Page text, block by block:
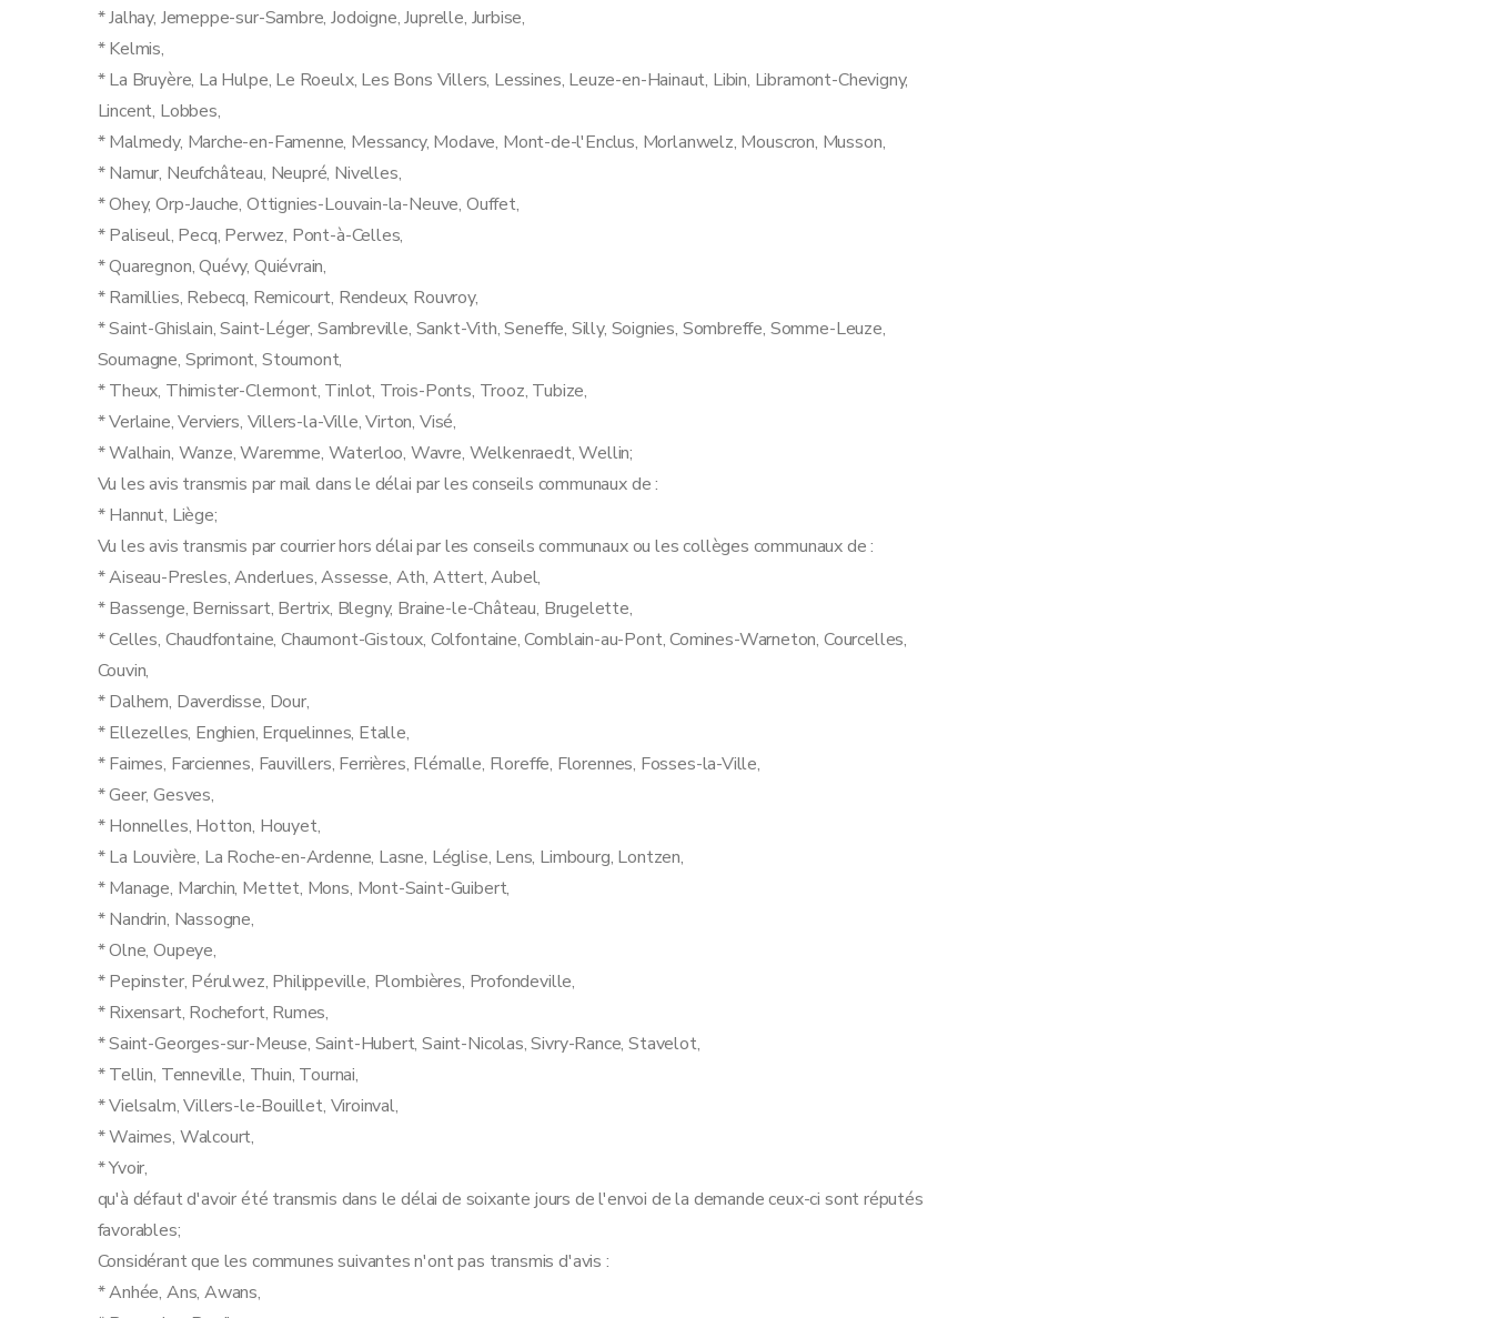
* Jalhay, Jemeppe-sur-Sambre, Jodoigne, Juprelle, Jurbise,
* Kelmis,
* La Bruyère, La Hulpe, Le Roeulx, Les Bons Villers, Lessines, Leuze-en-Hainaut, Libin, Libramont-Chevigny,
Lincent, Lobbes,
* Malmedy, Marche-en-Famenne, Messancy, Modave, Mont-de-l'Enclus, Morlanwelz, Mouscron, Musson,
* Namur, Neufchâteau, Neupré, Nivelles,
* Ohey, Orp-Jauche, Ottignies-Louvain-la-Neuve, Ouffet,
* Paliseul, Pecq, Perwez, Pont-à-Celles,
* Quaregnon, Quévy, Quiévrain,
* Ramillies, Rebecq, Remicourt, Rendeux, Rouvroy,
* Saint-Ghislain, Saint-Léger, Sambreville, Sankt-Vith, Seneffe, Silly, Soignies, Sombreffe, Somme-Leuze,
Soumagne, Sprimont, Stoumont,
* Theux, Thimister-Clermont, Tinlot, Trois-Ponts, Trooz, Tubize,
* Verlaine, Verviers, Villers-la-Ville, Virton, Visé,
* Walhain, Wanze, Waremme, Waterloo, Wavre, Welkenraedt, Wellin;
Vu les avis transmis par mail dans le délai par les conseils communaux de :
* Hannut, Liège;
Vu les avis transmis par courrier hors délai par les conseils communaux ou les collèges communaux de :
* Aiseau-Presles, Anderlues, Assesse, Ath, Attert, Aubel,
* Bassenge, Bernissart, Bertrix, Blegny, Braine-le-Château, Brugelette,
* Celles, Chaudfontaine, Chaumont-Gistoux, Colfontaine, Comblain-au-Pont, Comines-Warneton, Courcelles,
Couvin,
* Dalhem, Daverdisse, Dour,
* Ellezelles, Enghien, Erquelinnes, Etalle,
* Faimes, Farciennes, Fauvillers, Ferrières, Flémalle, Floreffe, Florennes, Fosses-la-Ville,
* Geer, Gesves,
* Honnelles, Hotton, Houyet,
* La Louvière, La Roche-en-Ardenne, Lasne, Léglise, Lens, Limbourg, Lontzen,
* Manage, Marchin, Mettet, Mons, Mont-Saint-Guibert,
* Nandrin, Nassogne,
* Olne, Oupeye,
* Pepinster, Pérulwez, Philippeville, Plombières, Profondeville,
* Rixensart, Rochefort, Rumes,
* Saint-Georges-sur-Meuse, Saint-Hubert, Saint-Nicolas, Sivry-Rance, Stavelot,
* Tellin, Tenneville, Thuin, Tournai,
* Vielsalm, Villers-le-Bouillet, Viroinval,
* Waimes, Walcourt,
* Yvoir,
qu'à défaut d'avoir été transmis dans le délai de soixante jours de l'envoi de la demande ceux-ci sont réputés
favorables;
Considérant que les communes suivantes n'ont pas transmis d'avis :
* Anhée, Ans, Awans,